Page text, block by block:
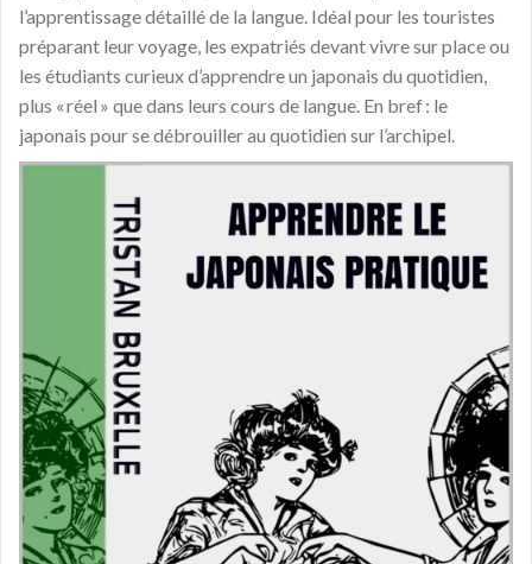
l’apprentissage détaillé de la langue. Idéal pour les touristes
préparant leur voyage, les expatriés devant vivre sur place ou
les étudiants curieux d’apprendre un japonais du quotidien,
plus « réel » que dans leurs cours de langue. En bref : le
japonais pour se débrouiller au quotidien sur l’archipel.